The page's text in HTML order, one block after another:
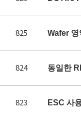
825 Wafer
824 동일한
823 ESC 사